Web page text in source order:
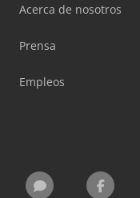
Acerca de nosotros
Prensa
Empleos